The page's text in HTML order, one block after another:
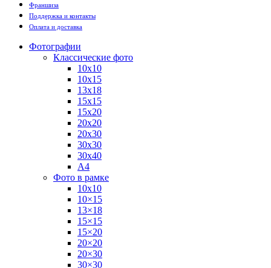
Франшиза
Поддержка и контакты
Оплата и доставка
Фотографии
Классические фото
10х10
10х15
13х18
15х15
15х20
20х20
20х30
30х30
30х40
А4
Фото в рамке
10х10
10×15
13×18
15×15
15×20
20×20
20×30
30×30